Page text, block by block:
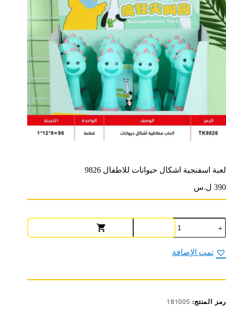
لعبة اسفنجية اشكال حيوانات للاطفال 9826
390 ل.س
كمية
لعبة
اسفنجية
اشكال
حيوانات
تمت الإضافة
رمز المنتج: 181005